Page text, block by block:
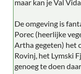
maar kan je Val
De omgeving is
Porec (heerlijke
Artha gegeten) het
Rovinj, het Lymski
genoeg te doen daar.